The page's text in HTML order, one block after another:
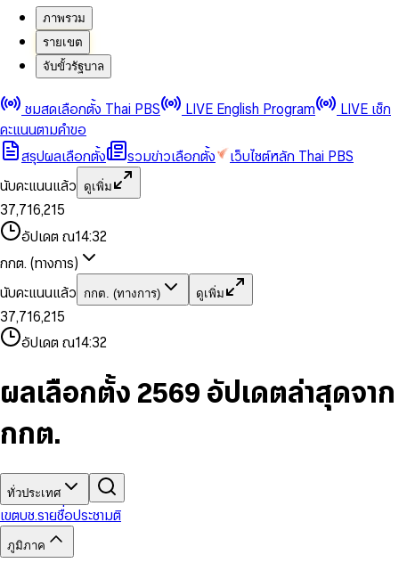
ภาพรวม
รายเขต
จับขั้วรัฐบาล
ชมสดเลือกตั้ง Thai PBS LIVE English Program
LIVE เช็ก
คะแนนตามคำขอ
สรุปผลเลือกตั้ง
รวมข่าวเลือกตั้ง
เว็บไซต์หลัก Thai PBS
นับคะแนนแล้ว
ดูเพิ่ม
0
1
2
3
4
5
6
8
9
0
1
2
3
4
5
6
7
8
9
,
0
1
2
4
6
7
8
9
0
1
2
3
4
5
6
7
8
9
0
1
3
5
6
7
8
9
,
1
2
4
5
7
8
9
0
1
3
4
6
7
8
9
0
2
3
4
5
7
8
อัปเดต ณ14:32
กกต. (ทางการ)
นับคะแนนแล้ว
กกต. (ทางการ) ดูเพิ่ม
0
1
2
3
4
5
7
8
0
1
2
4
5
6
7
8
9
,
0
1
2
4
6
7
8
9
0
1
2
3
5
6
8
9
0
1
3
5
6
7
8
,
1
2
4
6
7
9
0
1
3
5
6
8
9
0
2
3
4
5
7
9
อัปเดต ณ14:32
ผลเลือกตั้ง 2569 อัปเดตล่าสุดจาก
กกต.
ทั่วประเทศ
เขตบช.รายชื่อประชามติ
ภูมิภาค